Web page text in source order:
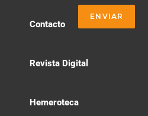
Contacto
Revista Digital
Hemeroteca